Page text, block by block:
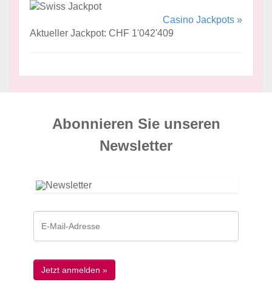
Casino Jackpots »
Aktueller Jackpot: CHF 1'042'409
Abonnieren Sie unseren
News­letter